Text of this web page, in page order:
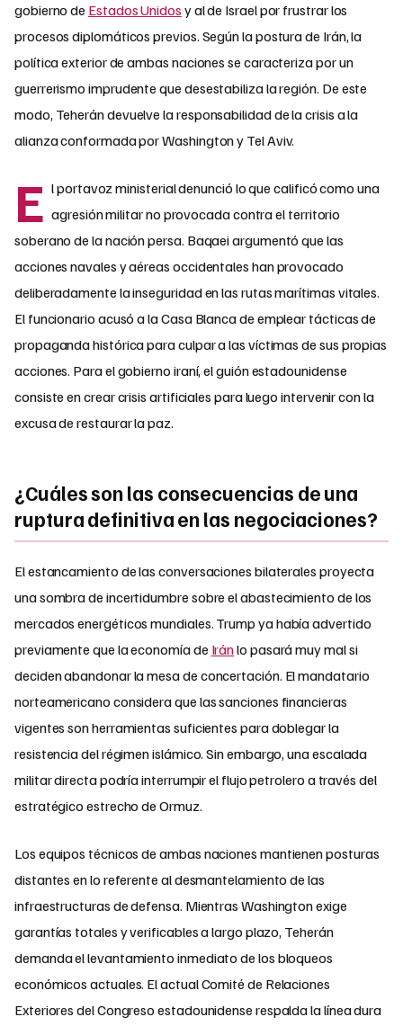
gobierno de Estados Unidos y al de Israel por frustrar los
procesos diplomáticos previos. Según la postura de Irán, la
política exterior de ambas naciones se caracteriza por un
guerrerismo imprudente que desestabiliza la región. De este
modo, Teherán devuelve la responsabilidad de la crisis a la
alianza conformada por Washington y Tel Aviv.
E l portavoz ministerial denunció lo que calificó como una
agresión militar no provocada contra el territorio
soberano de la nación persa. Baqaei argumentó que las
acciones navales y aéreas occidentales han provocado
deliberadamente la inseguridad en las rutas marítimas vitales.
El funcionario acusó a la Casa Blanca de emplear tácticas de
propaganda histórica para culpar a las víctimas de sus propias
acciones. Para el gobierno iraní, el guión estadounidense
consiste en crear crisis artificiales para luego intervenir con la
excusa de restaurar la paz.
¿Cuáles son las consecuencias de una
ruptura definitiva en las negociaciones?
El estancamiento de las conversaciones bilaterales proyecta
una sombra de incertidumbre sobre el abastecimiento de los
mercados energéticos mundiales. Trump ya había advertido
previamente que la economía de Iránlo pasará muy mal si
deciden abandonar la mesa de concertación. El mandatario
norteamericano considera que las sanciones financieras
vigentes son herramientas suficientes para doblegar la
resistencia del régimen islámico. Sin embargo, una escalada
militar directa podría interrumpir el flujo petrolero a través del
estratégico estrecho de Ormuz.
Los equipos técnicos de ambas naciones mantienen posturas
distantes en lo referente al desmantelamiento de las
infraestructuras de defensa. Mientras Washington exige
garantías totales y verificables a largo plazo, Teherán
demanda el levantamiento inmediato de los bloqueos
económicos actuales. El actual Comité de Relaciones
Exteriores del Congreso estadounidense respalda la línea dura